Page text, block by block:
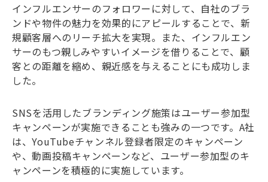
インフルエンサーのフォロワーに対して、自社のブラ
ンドや物件の魅力を効果的にアピールすることで、新
規顧客層へのリーチ拡大を実現。また、インフルエン
サーのもつ親しみやすいイメージを借りることで、顧
客との距離を縮め、親近感を与えることにも成功しま
した。
SNSを活用したブランディング施策はユーザー参加型
キャンペーンが実施できることも強みの一つです。A社
は、YouTubeチャンネル登録者限定のキャンペーン
や、動画投稿キャンペーンなど、ユーザー参加型のキ
ャンペーンを積極的に実施しています。